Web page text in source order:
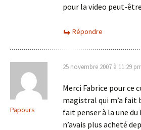
pour la video peut-être
Répondre
Papours
25 novembre 2007 à 11:29
Merci Fabrice pour ce
magistral qui m’a fait
fait penser à la une du
n’avais plus acheté